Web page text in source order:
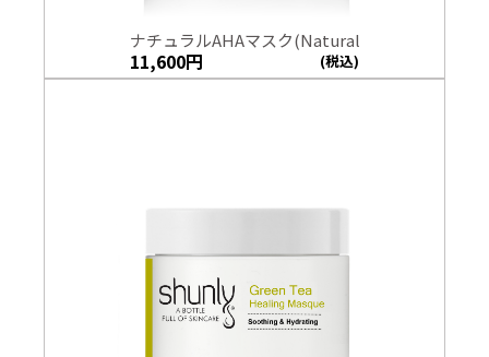
ナチュラルAHAマスク(Natural
11,600円 (税込)